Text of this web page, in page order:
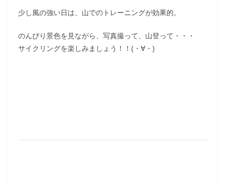
少し風の強い日は、山でのトレーニングが効果的。
のんびり景色を見ながら、写真撮って、山登って・・・
サイクリングを楽しみましょう！！(・∀・)